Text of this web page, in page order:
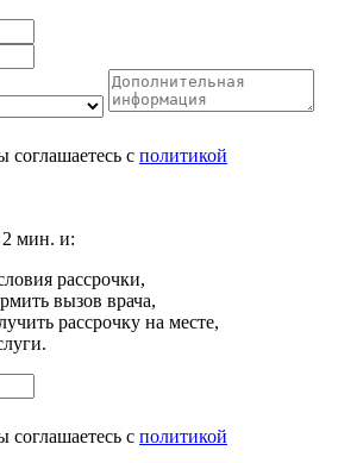
соглашаетесь с политикой
2 мин. и:
рассрочки,
вызов врача,
рассрочку на месте,
соглашаетесь с политикой